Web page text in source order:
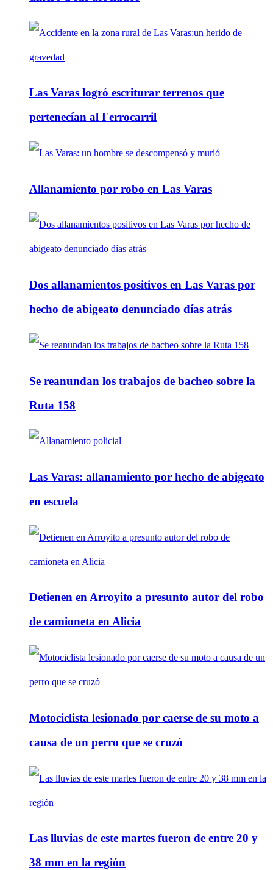
Las Varas logró escriturar terrenos que
pertenecían al Ferrocarril
Allanamiento por robo en Las Varas
Dos allanamientos positivos en Las Varas por
hecho de abigeato denunciado días atrás
Se reanundan los trabajos de bacheo sobre la
Ruta 158
Las Varas: allanamiento por hecho de abigeato
en escuela
Detienen en Arroyito a presunto autor del robo
de camioneta en Alicia
Motociclista lesionado por caerse de su moto a
causa de un perro que se cruzó
Las lluvias de este martes fueron de entre 20 y
38 mm en la región